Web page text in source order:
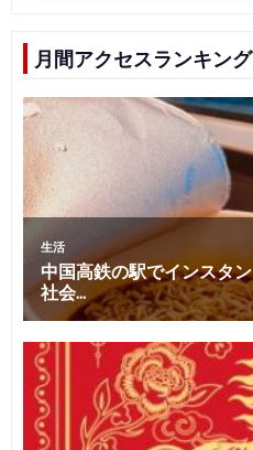
月間アクセスランキング